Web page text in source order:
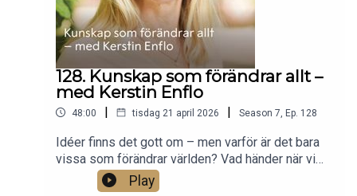
128. Kunskap som förändrar allt –
med Kerstin Enflo
48:00 | tisdag 21 april 2026 | Season 7 Ep. 128
Idéer finns det gott om – men varför är det bara
vissa som förändrar världen? Vad händer när vi
går från att veta att något fungerar till att
förstå varför? Och varför började människor inte
Play